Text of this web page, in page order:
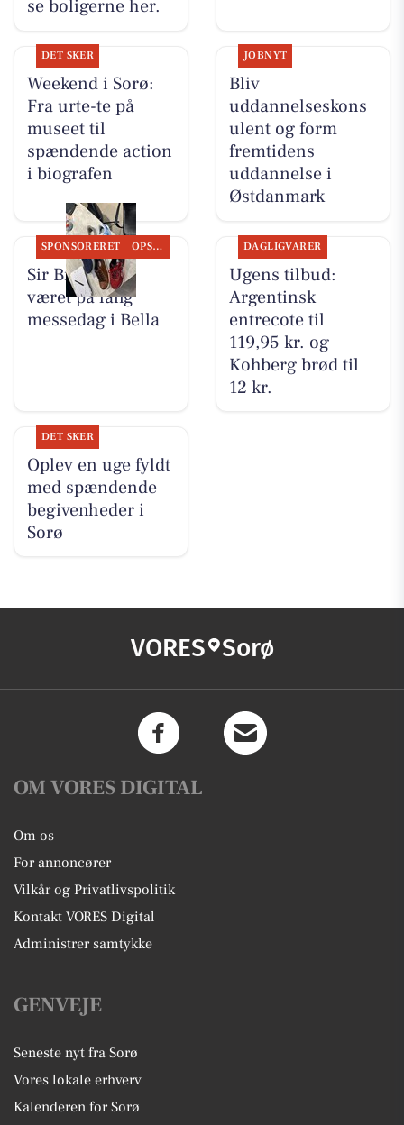
se boligerne her.
DET SKER
Weekend i Sorø:
Fra urte-te på
museet til
spændende action
i biografen
JOBNYT
Bliv
uddannelseskons
ulent og form
fremtidens
uddannelse i
Østdanmark
SPONSORERET OPSLAGSTAVLEN
Sir Brian har
været på lang
messedag i Bella
DAGLIGVARER
Ugens tilbud:
Argentinsk
entrecote til
119,95 kr. og
Kohberg brød til
12 kr.
DET SKER
Oplev en uge fyldt
med spændende
begivenheder i
Sorø
VORES Sorø
OM VORES DIGITAL
Om os
For annoncører
Vilkår og Privatlivspolitik
Kontakt VORES Digital
Administrer samtykke
GENVEJE
Seneste nyt fra Sorø
Vores lokale erhverv
Kalenderen for Sorø